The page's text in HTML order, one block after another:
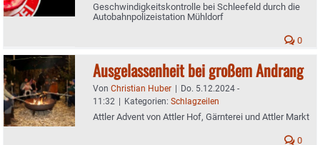
Geschwindigkeitskontrolle bei Schleefeld durch die
Autobahnpolizeistation Mühldorf
0
Ausgelassenheit bei großem Andrang
Von Christian Huber | Do. 5.12.2024 -
11:32 | Kategorien: Schlagzeilen
Attler Advent von Attler Hof, Gärnterei und Attler Markt
0